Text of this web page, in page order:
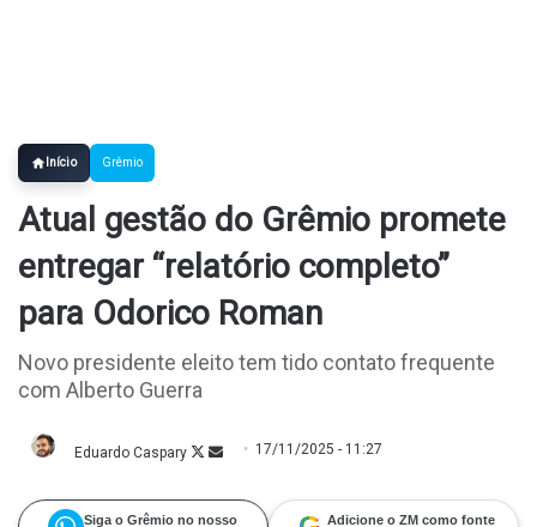
Início Grêmio
Atual gestão do Grêmio promete
entregar “relatório completo”
para Odorico Roman
Novo presidente eleito tem tido contato frequente
com Alberto Guerra
Eduardo Caspary FollowMande
17/11/2025 - 11:27
Siga o Grêmio no nosso
Adicione o ZM como fonte